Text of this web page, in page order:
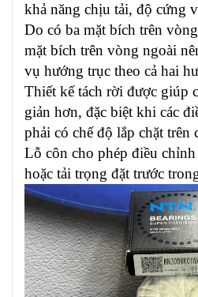
khả năng chịu tải, độ cứng
Do có ba mặt bích trên
mặt bích trên vòng ngoài
vụ hướng trục theo cả hai
Thiết kế tách rời được giúp
giản hơn, đặc biệt khi các
phải có chế độ lắp chặt trên
Lỗ côn cho phép điều
hoặc tải trọng đặt trước